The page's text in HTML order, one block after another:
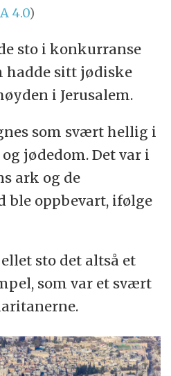
4.0)
sto i konkurranse
hadde sitt jødiske
i Jerusalem.
som svært hellig i
jødedom. Det var i
ark og de
ble oppbevart, ifølge
sto det altså et
som var et svært